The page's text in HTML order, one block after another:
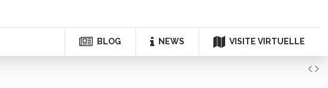
VISITE VIRTUELLE
NEWS
BLOG